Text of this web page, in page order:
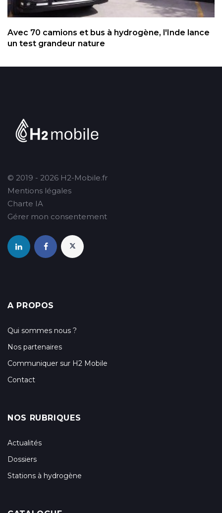
Avec 70 camions et bus à hydrogène, l'Inde lance
un test grandeur nature
© 2019 - 2026 H2-Mobile.fr
Mentions légales
Charte IA
Gérer mon consentement
A PROPOS
Qui sommes nous ?
Nos partenaires
Communiquer sur H2 Mobile
Contact
NOS RUBRIQUES
Actualités
Dossiers
Stations à hydrogène